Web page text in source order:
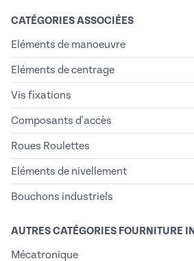
CATÉGORIES ASSOCIÉES
Eléments de manoeuvre
Eléments de centrage
Vis fixations
Composants d'accès
Roues Roulettes
Eléments de nivellement
Bouchons industriels
AUTRES CATÉGORIES FOURNITURE
Mécatronique